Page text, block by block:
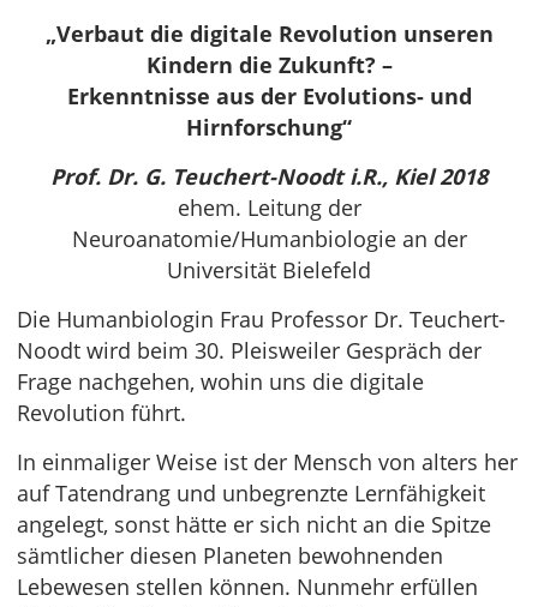
„Verbaut die digitale Revolution unseren
Kindern die Zukunft? –
Erkenntnisse aus der Evolutions- und
Hirnforschung“
Prof. Dr. G. Teuchert-Noodt i.R., Kiel 2018
ehem. Leitung der
Neuroanatomie/Humanbiologie an der
Universität Bielefeld
Die Humanbiologin Frau Professor Dr. Teuchert-
Noodt wird beim 30. Pleisweiler Gespräch der
Frage nachgehen, wohin uns die digitale
Revolution führt.
In einmaliger Weise ist der Mensch von alters her
auf Tatendrang und unbegrenzte Lernfähigkeit
angelegt, sonst hätte er sich nicht an die Spitze
sämtlicher diesen Planeten bewohnenden
Lebewesen stellen können. Nunmehr erfüllen